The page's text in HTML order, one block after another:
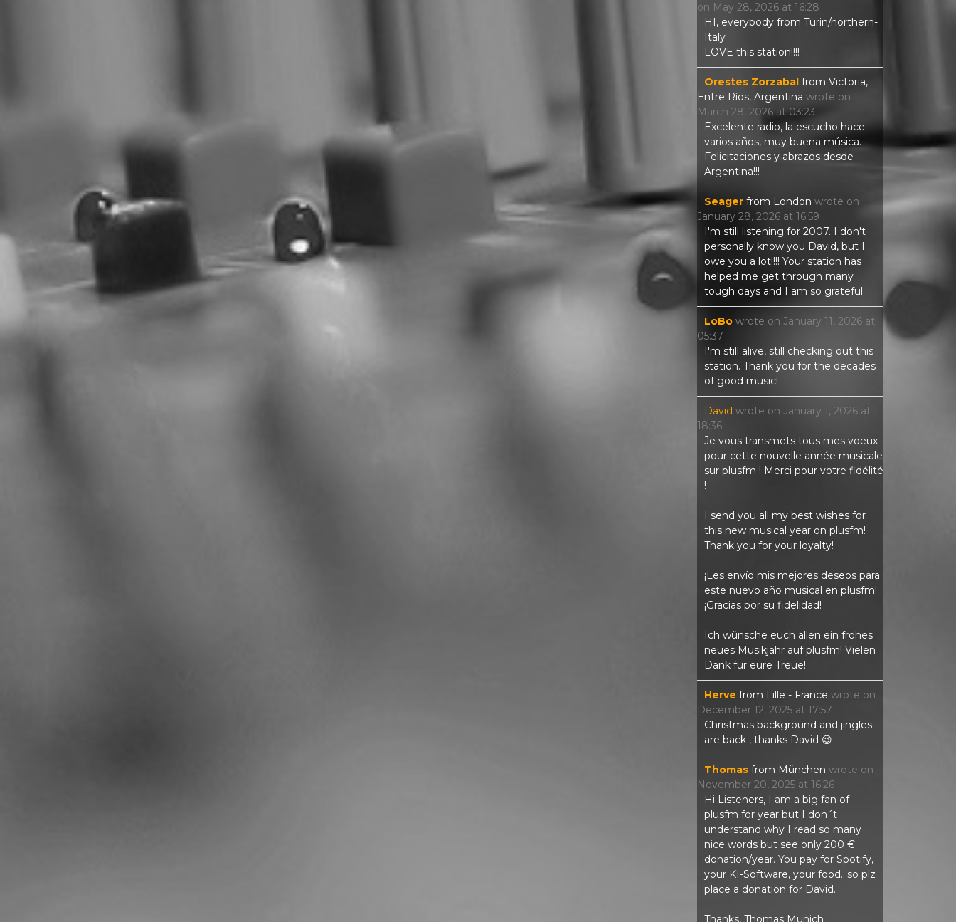
on May 28, 2026 at 16:28
HI, everybody from Turin/northern-
Italy
LOVE this station!!!!
Orestes Zorzabal from Victoria,
Entre Ríos, Argentina wrote on
March 28, 2026 at 03:23
Excelente radio, la escucho hace
varios años, muy buena música.
Felicitaciones y abrazos desde
Argentina!!!
Seager from London wrote on
January 28, 2026 at 16:59
I'm still listening for 2007. I don't
personally know you David, but I
owe you a lot!!!! Your station has
helped me get through many
tough days and I am so grateful
LoBo wrote on January 11, 2026 at
05:37
I'm still alive, still checking out this
station. Thank you for the decades
of good music!
David wrote on January 1, 2026 at
18:36
Je vous transmets tous mes voeux
pour cette nouvelle année musicale
sur plusfm ! Merci pour votre fidélité
!
I send you all my best wishes for
this new musical year on plusfm!
Thank you for your loyalty!
¡Les envío mis mejores deseos para
este nuevo año musical en plusfm!
¡Gracias por su fidelidad!
Ich wünsche euch allen ein frohes
neues Musikjahr auf plusfm! Vielen
Dank für eure Treue!
Herve from Lille - France wrote on
December 12, 2025 at 17:57
Christmas background and jingles
are back , thanks David 😉
Thomas from München wrote on
November 20, 2025 at 16:26
Hi Listeners, I am a big fan of
plusfm for year but I don´t
understand why I read so many
nice words but see only 200 €
donation/year. You pay for Spotify,
your KI-Software, your food...so plz
place a donation for David.
Thanks, Thomas Munich